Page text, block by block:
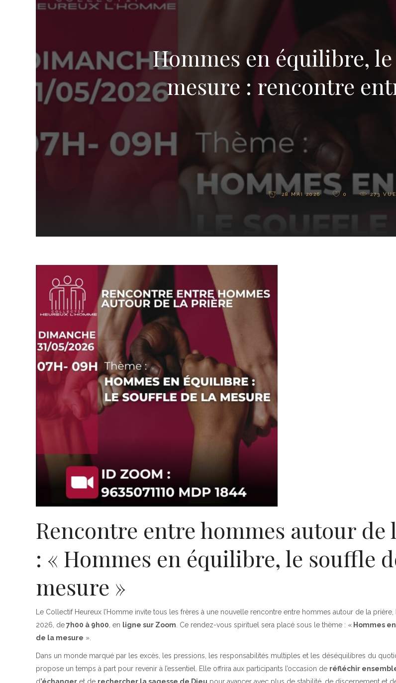
Hommes en équilibre,
mesure : rencontre
28 MAI 2026 0 273
Rencontre entre hommes autour de
: « Hommes en équilibre, le souffle
mesure »
Le Collectif Heureux l’Homme invite tous les frères à une nouvelle rencontre entre hommes autour de la prière,
2026, de7h00 à 9h00 , en ligne sur Zoom . Ce rendez-vous spirituel sera placé sous le thème : « Hommes
de la mesure ».
Dans un monde marqué par les excès, les pressions, les responsabilités multiples et les déséquilibres du
propose un temps à part pour revenir à l’essentiel. Elle offrira aux participants l’occasion de réfléchir